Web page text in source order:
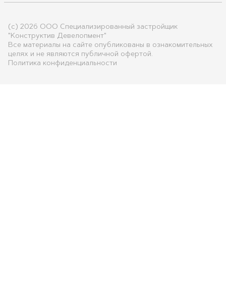
(с) 2026 ООО Специализированный застройщик
"Конструктив Девелопмент"
Все материалы на сайте опубликованы в ознакомительных
целях и не являются публичной офертой.
Политика конфиденциальности